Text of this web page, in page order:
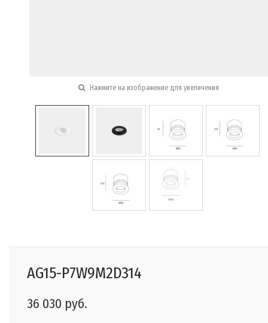
Нажмите на изображение для увеличения
AG15-P7W9M2D314
36 030 руб.